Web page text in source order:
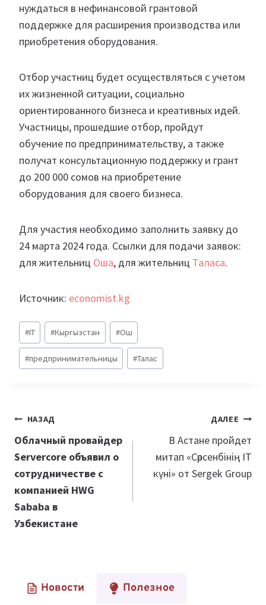
нуждаться в нефинансовой грантовой
поддержке для расширения производства или
приобретения оборудования.
Отбор участниц будет осуществляться с учетом
их жизненной ситуации, социально
ориентированного бизнеса и креативных идей.
Участницы, прошедшие отбор, пройдут
обучение по предпринимательству, а также
получат консультационную поддержку и грант
до 200 000 сомов на приобретение
оборудования для своего бизнеса.
Для участия необходимо заполнить заявку до
24 марта 2024 года. Ссылки для подачи заявок:
для жительниц Оша, для жительниц Таласа.
Источник: economist.kg
Метки
записи:
#IT #Кыргызстан #Ош
#предпринимательницы #Талас
Навигация
по
записям
НАЗАД
Облачный провайдер
Servercore объявил о
сотрудничестве с
компанией HWG
Sababa в
Узбекистане
ДАЛЕЕ
В Астане пройдет
митап «Сәрсенбінің IT
күні» от Sergek Group
Новости Полезное